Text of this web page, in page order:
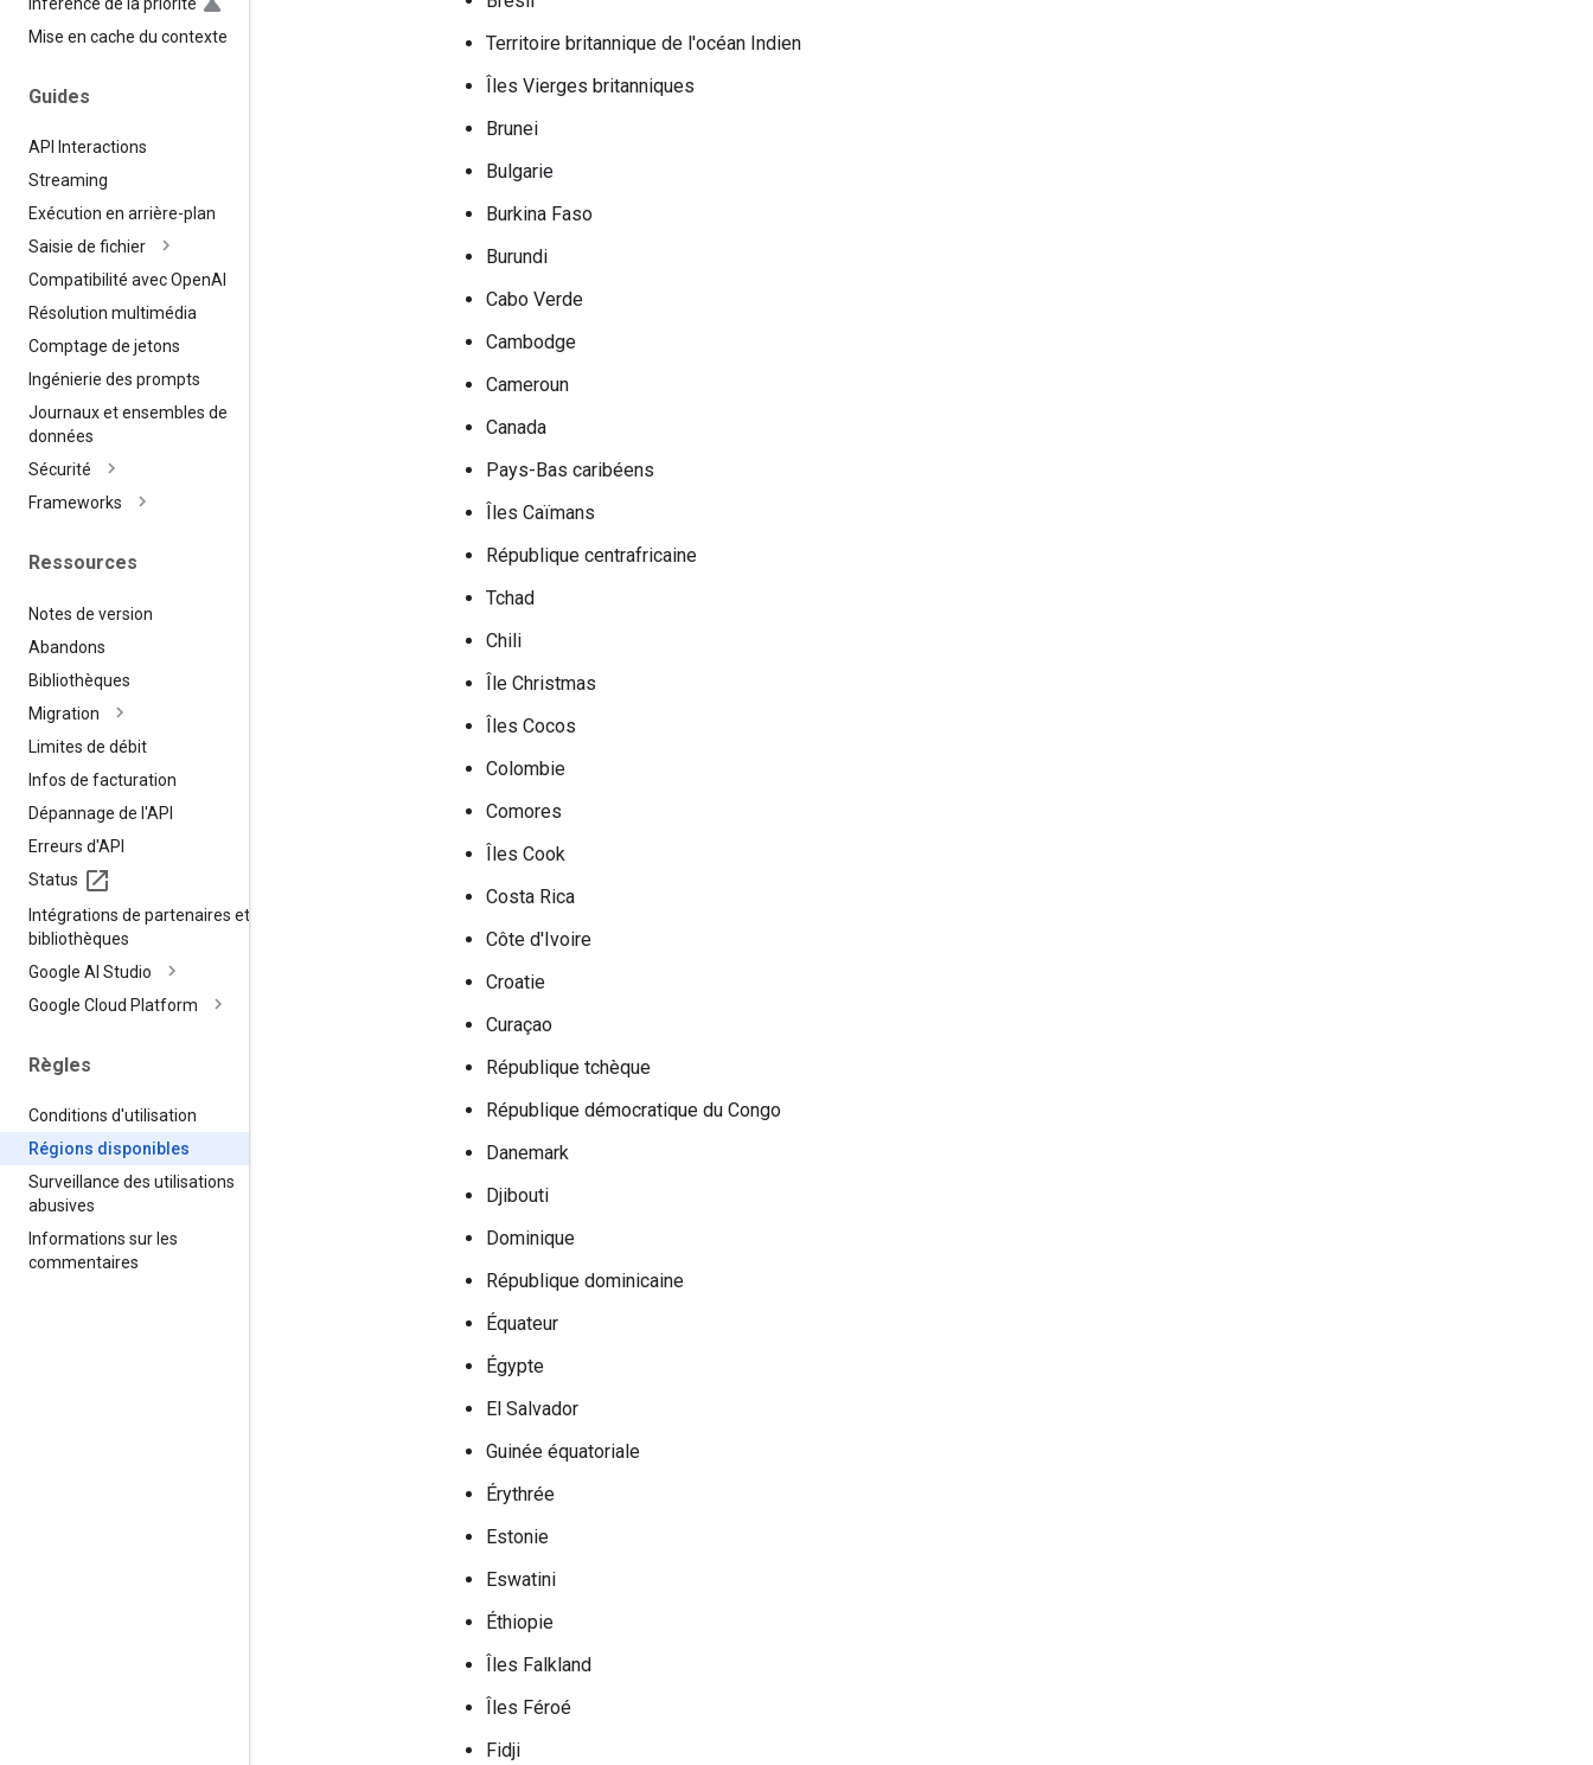
Mise en cache du contexte
Guides
API Interactions
Streaming
Exécution en arrière-plan
Saisie de fichier
Compatibilité avec OpenAI
Résolution multimédia
Comptage de jetons
Ingénierie des prompts
Journaux et ensembles de
données
Sécurité
Frameworks
Ressources
Notes de version
Abandons
Bibliothèques
Migration
Limites de débit
Infos de facturation
Dépannage de l'API
Erreurs d'API
Status
Intégrations de partenaires et de
bibliothèques
Google AI Studio
Google Cloud Platform
Règles
Conditions d'utilisation
Régions disponibles
Surveillance des utilisations
abusives
Informations sur les
commentaires
Territoire britannique de l'océan Indien
Îles Vierges britanniques
Brunei
Bulgarie
Burkina Faso
Burundi
Cabo Verde
Cambodge
Cameroun
Canada
Pays-Bas caribéens
Îles Caïmans
République centrafricaine
Tchad
Chili
Île Christmas
Îles Cocos
Colombie
Comores
Îles Cook
Costa Rica
Côte d'Ivoire
Croatie
Curaçao
République tchèque
République démocratique du Congo
Danemark
Djibouti
Dominique
République dominicaine
Équateur
Égypte
El Salvador
Guinée équatoriale
Érythrée
Estonie
Eswatini
Éthiopie
Îles Falkland
Îles Féroé
Fidji